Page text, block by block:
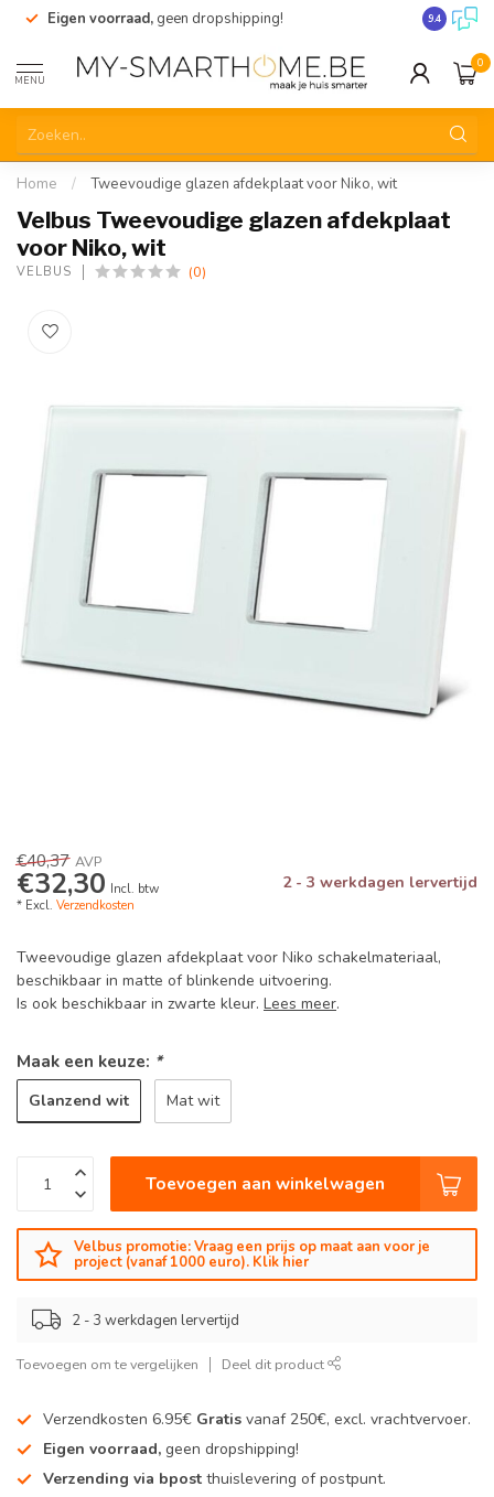
Eigen voorraad, geen dropshipping! 9.4
MENU
0
Home / Tweevoudige glazen afdekplaat voor Niko, wit
Velbus Tweevoudige glazen afdekplaat
voor Niko, wit
VELBUS (0)
€40,37 AVP
€32,30 Incl. btw
* Excl. Verzendkosten
2 - 3 werkdagen lervertijd
Tweevoudige glazen afdekplaat voor Niko schakelmateriaal,
beschikbaar in matte of blinkende uitvoering.
Is ook beschikbaar in zwarte kleur. Lees meer.
Maak een keuze: *
Glanzend wit Mat wit
Toevoegen aan winkelwagen
Velbus promotie: Vraag een prijs op maat aan voor je
project (vanaf 1000 euro). Klik hier
2 - 3 werkdagen lervertijd
Toevoegen om te vergelijken Deel dit product
Verzendkosten 6.95€ Gratis vanaf 250€, excl. vrachtvervoer.
Eigen voorraad, geen dropshipping!
Verzending via bpost thuislevering of postpunt.